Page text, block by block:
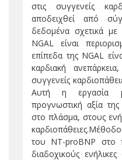
στις συγγενείς
αποδειχθεί από
δεδομένα σχετικά
NGAL είναι
επίπεδα της NGAL
καρδιακή
συγγενείς
Αυτή η εργασία
προγνωστική αξία
στο πλάσμα, στους
του ΝΤ-proBNP στο
διαδοχικούς